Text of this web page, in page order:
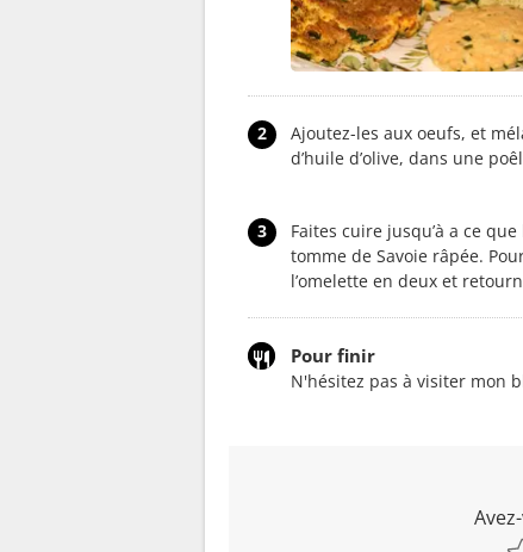
2
Ajoutez-les aux oeufs, et
d’huile d’olive, dans une
3
Faites cuire jusqu’à a ce
tomme de Savoie râpée.
l’omelette en deux et
Pour finir
N'hésitez pas à visiter mon